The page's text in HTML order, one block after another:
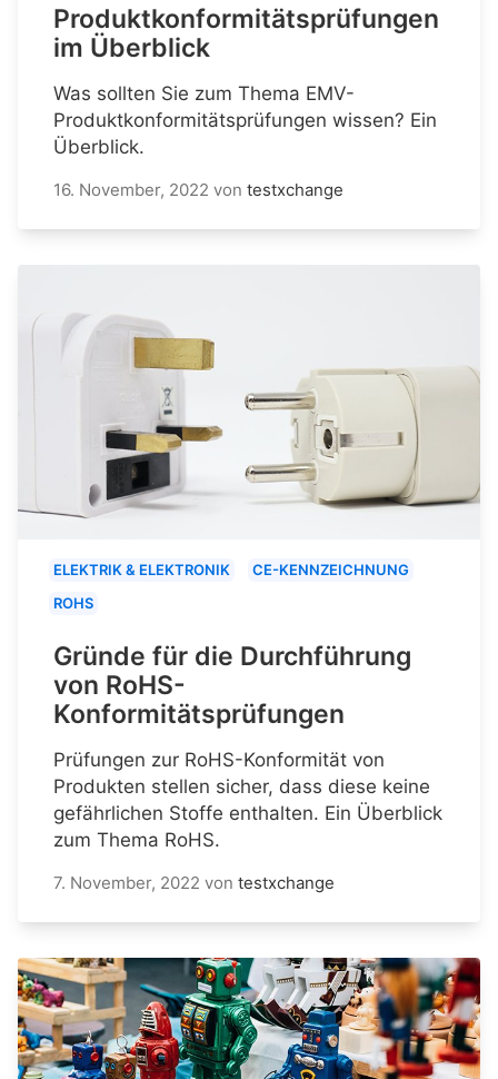
Produktkonformitätsprüfungen
im Überblick
Was sollten Sie zum Thema EMV-
Produktkonformitätsprüfungen wissen? Ein
Überblick.
16. November, 2022 von testxchange
ELEKTRIK & ELEKTRONIK
CE-KENNZEICHNUNG
ROHS
Gründe für die Durchführung
von RoHS-
Konformitätsprüfungen
Prüfungen zur RoHS-Konformität von
Produkten stellen sicher, dass diese keine
gefährlichen Stoffe enthalten. Ein Überblick
zum Thema RoHS.
7. November, 2022 von testxchange